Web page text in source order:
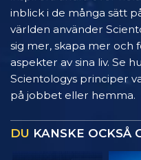
inblick i de många sätt
världen använder
sig mer, skapa mer och
aspekter av sina liv. Se
Scientologys principer
på jobbet eller hemma.
DU KANSKE OCKSÅ